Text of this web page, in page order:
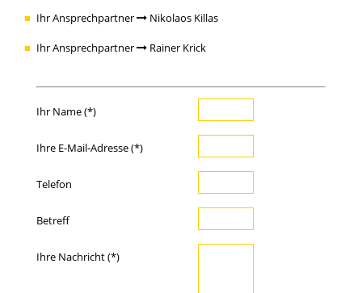
Ihr Ansprechpartner Nikolaos Killas
Ihr Ansprechpartner Rainer Krick
Ihr Name (*)
Ihre E-Mail-Adresse (*)
Telefon
Betreff
Ihre Nachricht (*)